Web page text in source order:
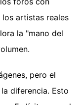
artistas reales
la "mano del
pero el
diferencia. Esto